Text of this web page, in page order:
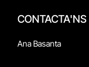
CONTACTA'NS
Ana Basanta